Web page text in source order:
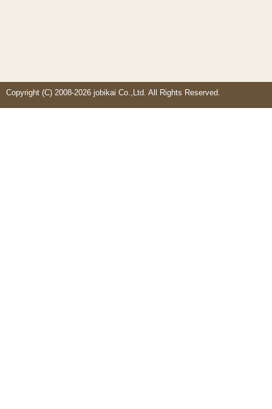
Copyright (C) 2008-2026 jobikai Co.,Ltd. All Rights Reserved.